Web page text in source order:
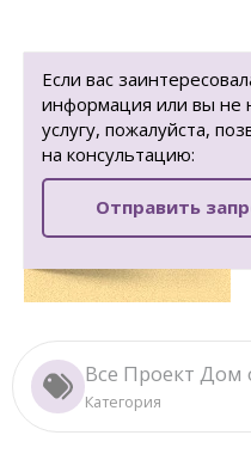
Если вас
информация или вы не
услугу, пожалуйста,
на консультацию:
Отправить
Все Проект
Категория